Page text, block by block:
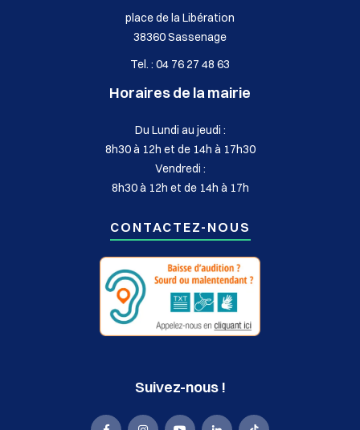
place de la Libération
38360 Sassenage
Tel. : 04 76 27 48 63
Horaires de la mairie
Du Lundi au jeudi :
8h30 à 12h et de 14h à 17h30
Vendredi :
8h30 à 12h et de 14h à 17h
CONTACTEZ-NOUS
Suivez-nous !